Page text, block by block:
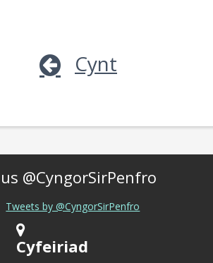
Cynt
@CyngorSirPenfro
Tweets by @CyngorSirPenfro
Cyfeiriad